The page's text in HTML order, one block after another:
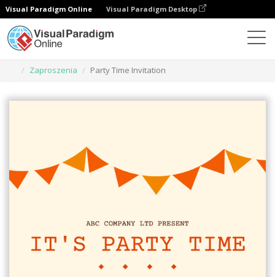
Visual Paradigm Online Visual Paradigm Desktop
Zaproszenia
Party Time Invitation